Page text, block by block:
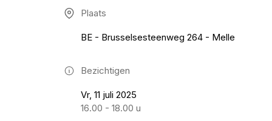
Plaats
BE - Brusselsesteenweg 264 - Melle
Bezichtigen
Vr, 11 juli 2025
16.00 - 18.00 u